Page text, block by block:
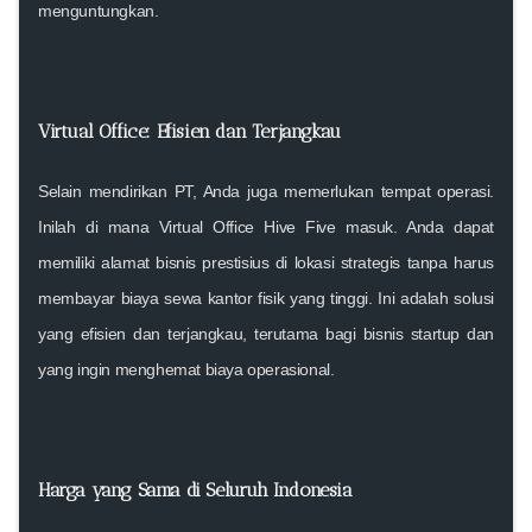
menguntungkan.
Virtual Office: Efisien dan Terjangkau
Selain mendirikan PT, Anda juga memerlukan tempat operasi.
Inilah di mana Virtual Office Hive Five masuk. Anda dapat
memiliki alamat bisnis prestisius di lokasi strategis tanpa harus
membayar biaya sewa kantor fisik yang tinggi. Ini adalah solusi
yang efisien dan terjangkau, terutama bagi bisnis startup dan
yang ingin menghemat biaya operasional.
Harga yang Sama di Seluruh Indonesia